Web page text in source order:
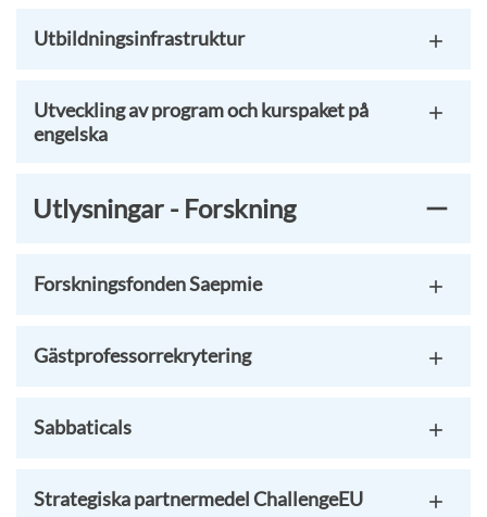
Utbildningsinfrastruktur
Utveckling av program och kurspaket på
engelska
Utlysningar - Forskning
Forskningsfonden Saepmie
Gästprofessorrekrytering
Sabbaticals
Strategiska partnermedel ChallengeEU